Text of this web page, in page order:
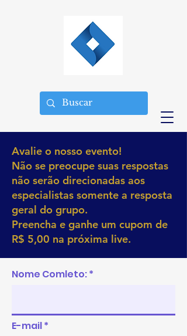
Avalie o nosso evento!
Não se preocupe suas respostas
não serão direcionadas aos
especialistas somente a resposta
geral do grupo.
Preencha e ganhe um cupom de
R$ 5,00 na próxima live.
Nome Comleto:
E-mail